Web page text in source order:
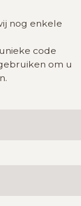
nog enkele
code
om u